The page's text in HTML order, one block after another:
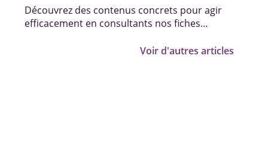
Découvrez des contenus concrets pour agir
efficacement en consultants nos fiches
Voir d'autres articles